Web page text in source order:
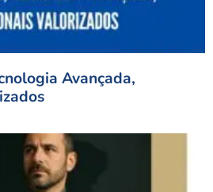
Avançada,